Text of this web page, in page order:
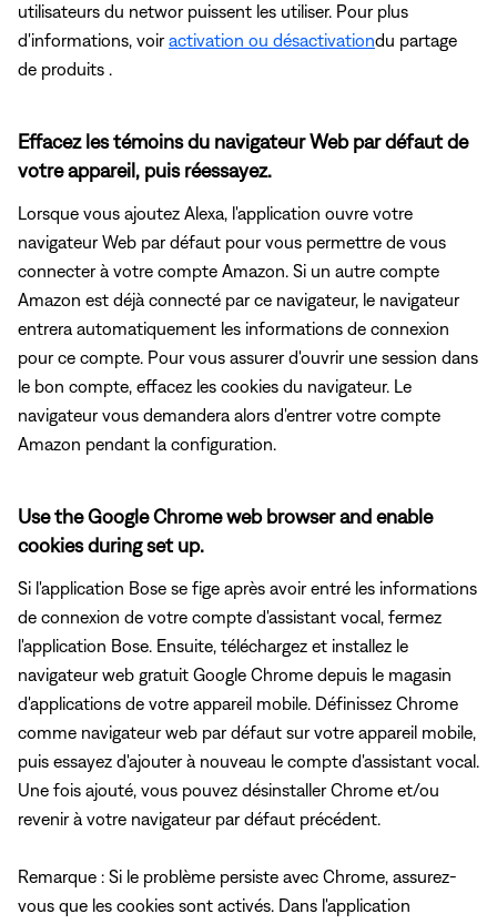
utilisateurs du networ puissent les utiliser. Pour plus
d'informations, voiractivation ou désactivationdu partage
de produits .
Effacez les témoins du navigateur Web par défaut de
votre appareil, puis réessayez.
Lorsque vous ajoutez Alexa, l'application ouvre votre
navigateur Web par défaut pour vous permettre de vous
connecter à votre compte Amazon. Si un autre compte
Amazon est déjà connecté par ce navigateur, le navigateur
entrera automatiquement les informations de connexion
pour ce compte. Pour vous assurer d'ouvrir une session dans
le bon compte, effacez les cookies du navigateur. Le
navigateur vous demandera alors d'entrer votre compte
Amazon pendant la configuration.
Use the Google Chrome web browser and enable
cookies during set up.
Si l'application Bose se fige après avoir entré les informations
de connexion de votre compte d'assistant vocal, fermez
l'application Bose. Ensuite, téléchargez et installez le
navigateur web gratuit Google Chrome depuis le magasin
d'applications de votre appareil mobile. Définissez Chrome
comme navigateur web par défaut sur votre appareil mobile,
puis essayez d'ajouter à nouveau le compte d'assistant vocal.
Une fois ajouté, vous pouvez désinstaller Chrome et/ou
revenir à votre navigateur par défaut précédent.
Remarque : Si le problème persiste avec Chrome, assurez-
vous que les cookies sont activés. Dans l'application